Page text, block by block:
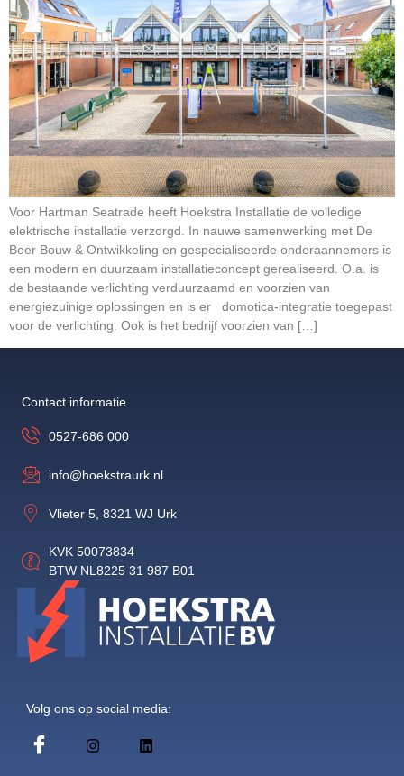
Voor Hartman Seatrade heeft Hoekstra Installatie de volledige
elektrische installatie verzorgd. In nauwe samenwerking met De
Boer Bouw & Ontwikkeling en gespecialiseerde onderaannemers is
een modern en duurzaam installatieconcept gerealiseerd. O.a. is
de bestaande verlichting verduurzaamd en voorzien van
energiezuinige oplossingen en is er domotica-integratie toegepast
voor de verlichting. Ook is het bedrijf voorzien van […]
Volg ons op social media:
Contact informatie
0527-686 000
info@hoekstraurk.nl
Vlieter 5, 8321 WJ Urk
KVK 50073834
BTW NL8225 31 987 B01